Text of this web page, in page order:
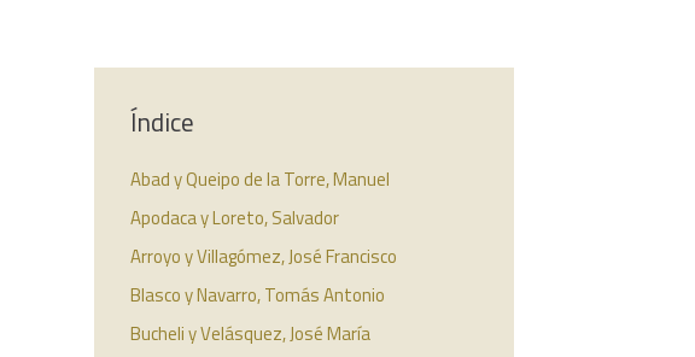
Índice
Abad y Queipo de la Torre, Manuel
Apodaca y Loreto, Salvador
Arroyo y Villagómez, José Francisco
Blasco y Navarro, Tomás Antonio
Bucheli y Velásquez, José María